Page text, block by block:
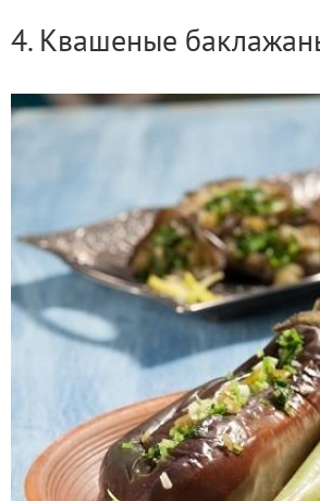
4. Квашеные